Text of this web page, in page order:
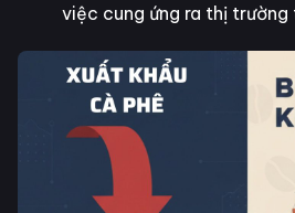
việc cung ứng ra thị trường